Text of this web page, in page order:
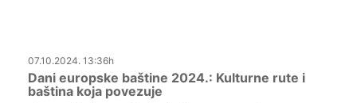
07.10.2024. 13:36h
Dani europske baštine 2024.: Kulturne rute i
baština koja povezuje